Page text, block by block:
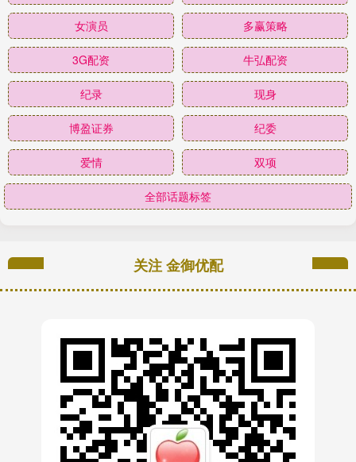
女演员 多赢策略
3G配资 牛弘配资
纪录 现身
博盈证券 纪委
爱情 双项
全部话题标签
关注 金御优配